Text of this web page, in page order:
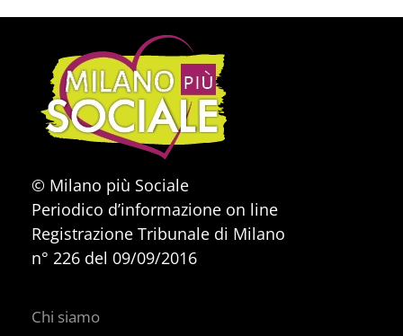
© Milano più Sociale
Periodico d’informazione on line
Registrazione Tribunale di Milano
n° 226 del 09/09/2016
Chi siamo